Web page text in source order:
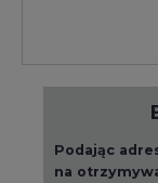
Podając
na